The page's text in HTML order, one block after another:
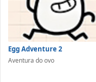
Egg Adventure 2
Aventura do ovo